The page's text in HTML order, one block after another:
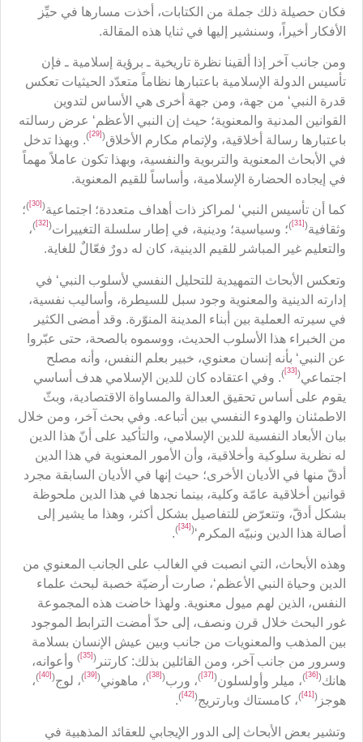
فكان حصيلة ذلك جملة من الكتابات، أخذت مسارها في حيِّز
الأفكار أخيراً، وسنشير إليها في ثنايا هذه المقالة.
ومن جانب آخر إذا ألقينا نظرة تاريخية ـ برؤية إسلامية ـ فإن
تأسيس الدولة الإسلامية باعتبارها نظاماً متعدّد الحيثيات تعكس
قدرة النبي‘ من جهة، ومن جهة أخرى هي الأساس لتدوين
القوانين المدنية والمعنوية؛ حيث إن النبي الأعظم‘ عرض رسالته
باعتبارها رسالة أخلاقية، ولإتمام مكارم الأخلاق(
[29]
). وبهذا تدخل
في الأبحاث المعنوية والتربوية والنفسية، وبهذا تكون عاملاً مهماً
في إيجاده الحضارة الإسلامية، وأساساً للقيم المعنوية.
كما أن تأسيس النبي‘ لمراكز ذات أهداف متعددة؛ اجتماعية(
[30]
)؛
وثقافية(
[31]
)؛ وسياسية؛ ودينية، في إطار سلسلة التغييرات(
[32]
)،
والتعليم غير المباشر للقيم الدينية، كان له دورٌ فعّالٌ للغاية.
وتعكس الأبحاث التمهيدية للتحليل النفسي لأسلوب النبي‘ في
إدارته الدينية والمعنوية وجود سبل للسيطرة، وأساليب نفسية،
في سيرته العملية بين أبناء المدينة المنوّرة. وقد أمضى الكثير
من الخبراء هذا الأسلوب الحديث، ووسموه بالصحة، حتى عبّروا
عن النبي‘ بأنه إنسان معنوي، خبير بعلم النفس، وأنه مصلح
اجتماعي(
[33]
). وفي اعتقاده كان للدين الإسلامي هدف أساسي
يقوم على أساس تحقيق العدالة والمساواة الاقتصادية، وبثّ
الاطمئنان والهدوء النفسي بين أتباعه. وفي بحث آخر، ومن خلال
بيان الأبعاد النفسية للدين الإسلامي، والتأكيد على أنّ هذا الدين
له نظرية سلوكية وأخلاقية، وأن الأمور المعنوية في هذا الدين
أدقّ منها في الأديان الأخرى؛ حيث إنها في الأديان السابقة مجرد
قوانين أخلاقية عامّة وكلية، بينما نجدها في هذا الدين ملحوظة
بشكل أدقّ، وتتعرّض للتفاصيل بشكل أكثر، وهذا ما يشير إلى
أصالة هذا الدين ونبيّه المكرم‘(
[34]
)
.
وهذه الأبحاث، التي انصبت في الغالب على الجانب المعنوي من
الدين وحياة النبي الأعظم‘، صارت أرضيّة خصبة لبحث علماء
النفس، الذين لهم ميول معنوية. ولهذا خاضت هذه المجموعة
غور البحث خلال قرن ونصف، إلى حدّ أمضت الترابط الموجود
بين المذهب والمعنويات من جانب وبين عيش الإنسان بسلامة
وسرور من جانب آخر، ومن القائلين بذلك: كارتنر (
[35]
) وأعوانه،
هانك(
[36]
)، ميلر وأولسلون(
[37]
)، ورب(
[38]
)، ماهوني(
[39]
)، لوج(
[40]
)،
هوجز (
[41]
)، كامستاك وبارتريج(
[42]
)
.
وتشير بعض الأبحاث إلى الدور الإيجابي للعقائد المذهبية في